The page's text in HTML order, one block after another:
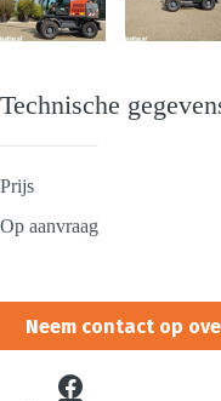
Technische
Prijs
Op aanvraag
Neem contact op